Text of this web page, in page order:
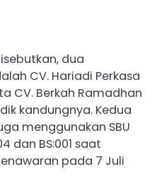
dua
CV. Hariadi Perkasa
CV. Berkah Ramadhan
kandungnya. Kedua
menggunakan SBU
dan BS:001 saat
pada 7 Juli